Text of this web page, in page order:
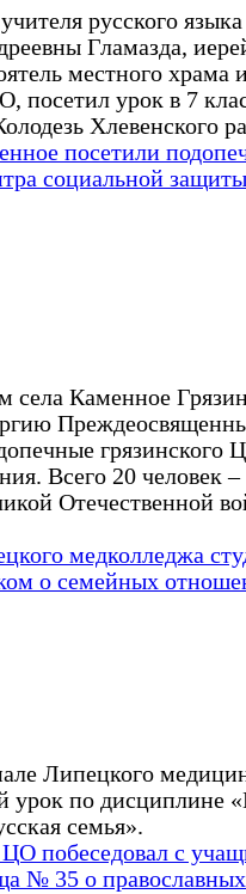
русского
Гламазда,
местного храма
посетил урок в 7
Хлевенского
посетили
социальной защиты
села Каменное
грязинского
Всего 20 человек –
Отечественной
медколледжа
о семейных
Липецкого
урок по дисциплине
семья».
побеседовал с
№ 35 о